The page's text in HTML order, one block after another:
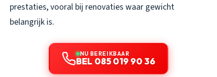
prestaties, vooral bij renovaties waar gewicht
belangrijk is.
NU BEREIKBAAR
BEL 085 019 90 36